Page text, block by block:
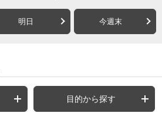
明日 今週末
目的から探す